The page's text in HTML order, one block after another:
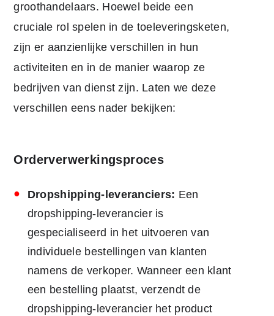
groothandelaars. Hoewel beide een
cruciale rol spelen in de toeleveringsketen,
zijn er aanzienlijke verschillen in hun
activiteiten en in de manier waarop ze
bedrijven van dienst zijn. Laten we deze
verschillen eens nader bekijken:
Orderverwerkingsproces
Dropshipping-leveranciers: Een
dropshipping-leverancier is
gespecialiseerd in het uitvoeren van
individuele bestellingen van klanten
namens de verkoper. Wanneer een klant
een bestelling plaatst, verzendt de
dropshipping-leverancier het product